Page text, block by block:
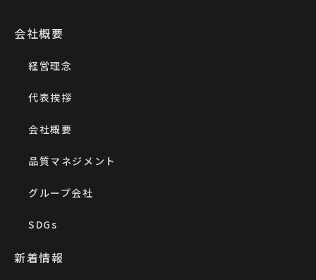
会社概要
経営理念
代表挨拶
会社概要
品質マネジメント
グループ会社
SDGs
新着情報